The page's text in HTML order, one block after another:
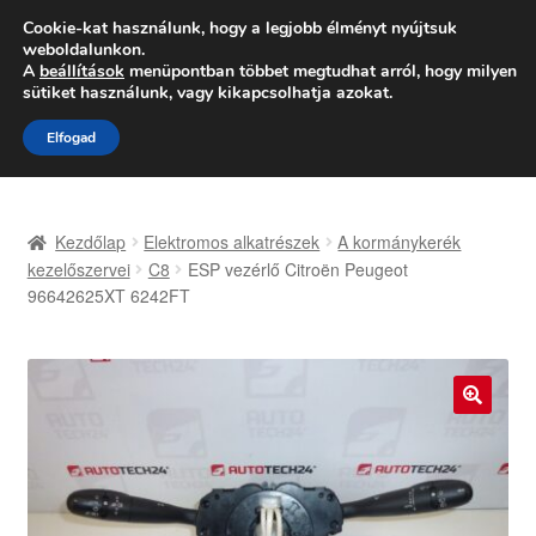
SZÁLLÍTÁS 2618 Ft-tól
Hétfő-Péntek 9:00–16:0006 80 088 054
Ugrás
a
navigációhoz
Kilépés
a
tartalomba
Adatvédelmi irányelvek
Panasz
Kezdőlap Elektromos alkatrészek
A kormánykerék
kezelőszervei
C8
ESP vezérlő Citroën Peugeot
96642625XT 6242FT
Cookie-kat használunk, hogy a legjobb élményt nyújtsuk
weboldalunkon.
A beállítások menüpontban többet megtudhat arról, hogy milyen
sütiket használunk, vagy kikapcsolhatja azokat.
Elfogad